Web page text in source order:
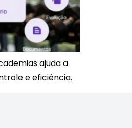
ajuda a
e eficiência.